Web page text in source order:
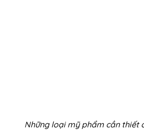
Những loại mỹ phẩm cần thiết